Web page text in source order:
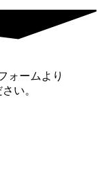
ォームより
い。